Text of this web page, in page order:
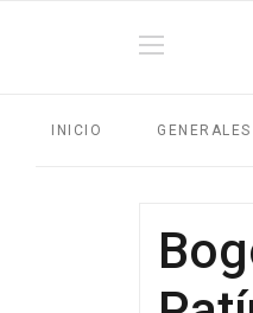
INICIO GENERALES